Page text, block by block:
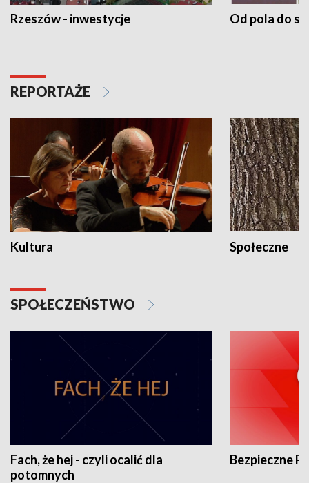
Rzeszów - inwestycje Od pola do
REPORTAŻE
Kultura Społeczne
SPOŁECZEŃSTWO
Fach, że hej - czyli ocalić dla
potomnych
Bezpieczne